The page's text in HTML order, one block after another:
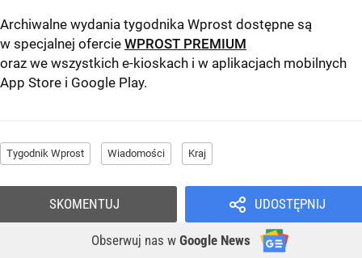
Archiwalne wydania tygodnika Wprost dostępne są
w specjalnej ofercie WPROST PREMIUM
oraz we wszystkich e-kioskach i w aplikacjach mobilnych
App Store i Google Play.
Tygodnik Wprost Wiadomości Kraj
UDOSTĘPNIJ
Obserwuj nas w Google News
SKOMENTUJ